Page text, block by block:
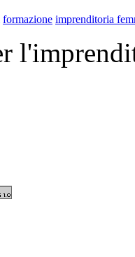
formazione imprenditoria